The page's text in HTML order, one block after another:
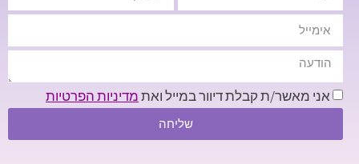
אני מאשר/ת קבלת דיוור במייל ואתמדיניות הפרטיות
שליחה